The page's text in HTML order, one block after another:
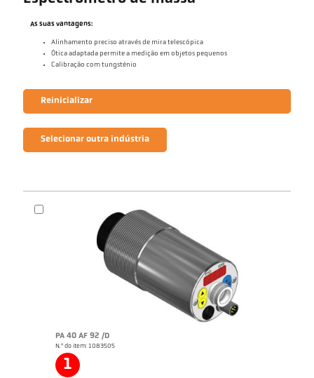
As suas vantagens:
Alinhamento preciso através de mira telescópica
Ótica adaptada permite a medição em objetos pequenos
Calibração com tungsténio
Reinicializar
Selecionar outra indústria
PA 40 AF 92 /D
N.º do item: 1083505
1